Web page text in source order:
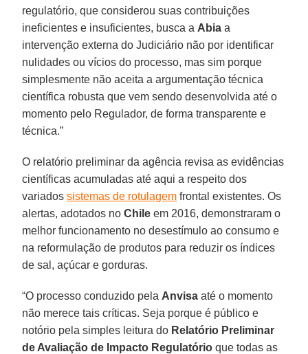
regulatório, que considerou suas contribuições
ineficientes e insuficientes, busca a Abia a
intervenção externa do Judiciário não por identificar
nulidades ou vícios do processo, mas sim porque
simplesmente não aceita a argumentação técnica
científica robusta que vem sendo desenvolvida até o
momento pelo Regulador, de forma transparente e
técnica.”
O relatório preliminar da agência revisa as evidências
científicas acumuladas até aqui a respeito dos
variadossistemas de rotulagem frontal existentes. Os
alertas, adotados no Chile em 2016, demonstraram o
melhor funcionamento no desestímulo ao consumo e
na reformulação de produtos para reduzir os índices
de sal, açúcar e gorduras.
“O processo conduzido pela Anvisa até o momento
não merece tais críticas. Seja porque é público e
notório pela simples leitura do Relatório Preliminar
de Avaliação de Impacto Regulatório que todas as